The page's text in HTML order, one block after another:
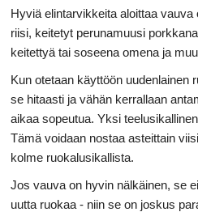
Hyviä elintarvikkeita aloittaa vauva
riisi, keitetyt perunamuusi
keitettyä tai soseena omena ja
Kun otetaan käyttöön uudenlainen
se hitaasti ja vähän kerrallaan
aikaa sopeutua. Yksi
Tämä voidaan nostaa asteittain
kolme ruokalusikallista.
Jos vauva on hyvin nälkäinen, se
uutta ruokaa - niin se on joskus